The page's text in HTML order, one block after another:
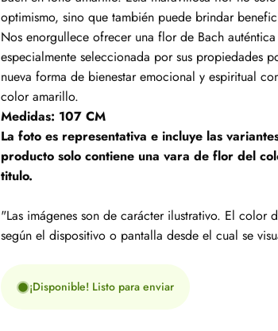
optimismo, sino que también puede brindar
Nos enorgullece ofrecer una flor de Bach
especialmente seleccionada por sus propiedades
nueva forma de bienestar emocional y espiritual
color amarillo.
Medidas: 107 CM
La foto es representativa e incluye las
producto solo contiene una vara de flor del
titulo.
"Las imágenes son de carácter ilustrativo. El color
según el dispositivo o pantalla desde el cual se
¡Disponible! Listo para enviar